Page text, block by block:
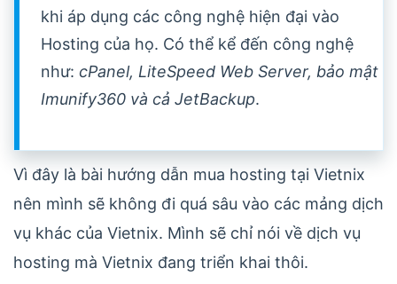
khi áp dụng các công nghệ hiện đại vào
Hosting của họ. Có thể kể đến công nghệ
như: cPanel, LiteSpeed Web Server, bảo mật
Imunify360 và cả JetBackup.
Vì đây là bài hướng dẫn mua hosting tại Vietnix
nên mình sẽ không đi quá sâu vào các mảng dịch
vụ khác của Vietnix. Mình sẽ chỉ nói về dịch vụ
hosting mà Vietnix đang triển khai thôi.